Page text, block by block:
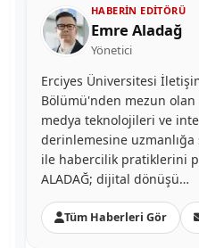
HABERIN EDITÖRÜ
Emre Aladağ
Yönetici
Erciyes Üniversitesi
Bölümü'nden mezun olan
medya teknolojileri ve
derinlemesine
ile habercilik pratiklerini
ALADAĞ; dijital dönüşü…
Tüm Haberleri Gör